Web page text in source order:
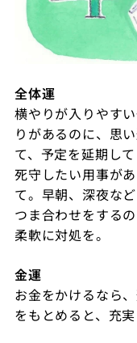
全体運
横やりが入りやす
りがあるのに、思
て、予定を延期し
死守したい用事が
て。早朝、深夜な
つま合わせをする
柔軟に対処を。
金運
お金をかけるなら
をもとめると、充